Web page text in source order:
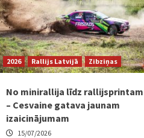
2026 Rallijs Latvijā Zibziņas
No minirallija līdz rallijsprintam
– Cesvaine gatava jaunam
izaicinājumam
15/07/2026